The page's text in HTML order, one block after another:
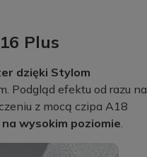
Plus
dzięki Stylom
Podgląd efektu od razu na
z mocą czipa A18
wysokim poziomie